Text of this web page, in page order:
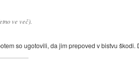
ve več).
so ugotovili, da jim prepoved v bistvu